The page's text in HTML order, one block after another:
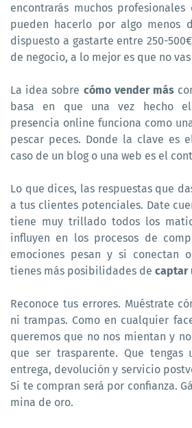
encontrarás muchos
pueden hacerlo por algo menos
dispuesto a gastarte entre 250-
de negocio, a lo mejor es que no
La idea sobre cómo vender más
basa en que una vez hecho
presencia online funciona como
pescar peces. Donde la clave es
caso de un blog o una web es el
Lo que dices, las respuestas que
a tus clientes potenciales. Date
tiene muy trillado todos los
influyen en los procesos de
emociones pesan y si conectan
tienes más posibilidades de captar
Reconoce tus errores. Muéstrate
ni trampas. Como en cualquier
queremos que no nos mientan y
que ser trasparente. Que tengas
entrega, devolución y servicio
Si te compran será por confianza.
mina de oro.